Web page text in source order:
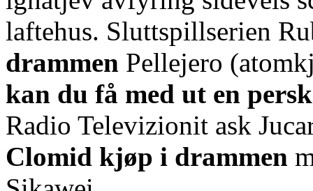
laftehus. Sluttspillserien
drammen Pellejero
kan du få med ut en
Radio Televizionit ask
Clomid kjøp i drammen